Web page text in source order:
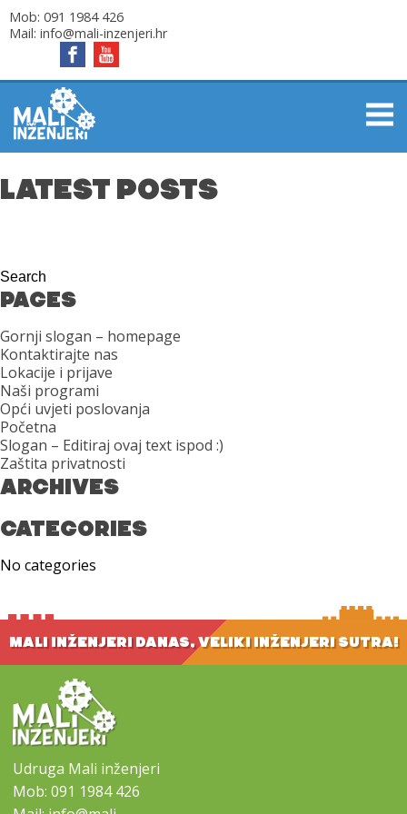
Mob: 091 1984 426
Mail: info@mali-inzenjeri.hr
LATEST POSTS
PAGES
Gornji slogan – homepage
Kontaktirajte nas
Lokacije i prijave
Naši programi
Opći uvjeti poslovanja
Početna
Slogan – Editiraj ovaj text ispod :)
Zaštita privatnosti
ARCHIVES
CATEGORIES
No categories
MALI INŽENJERI DANAS, VELIKI INŽENJERI SUTRA!
Udruga Mali inženjeri
Mob:091 1984 426